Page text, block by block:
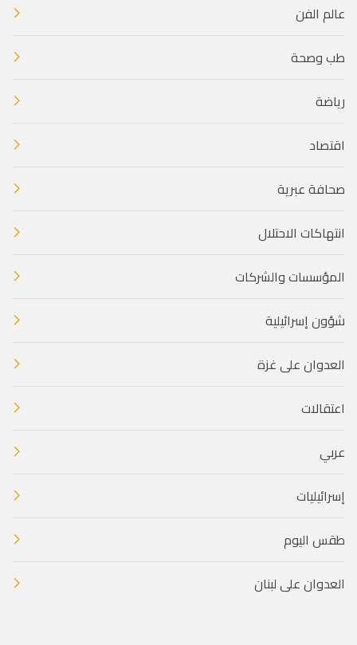
عالم الفن
طب وصحة
رياضة
اقتصاد
صحافة عبرية
انتهاكات الاحتلال
المؤسسات والشركات
شؤون إسرائيلية
العدوان على غزة
اعتقالات
عربي
إسرائيليات
طقس اليوم
العدوان على لبنان